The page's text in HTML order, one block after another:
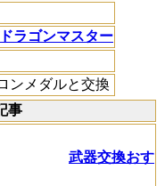
ラゴンマスター
ンメダルと交換
事
武器交換おす